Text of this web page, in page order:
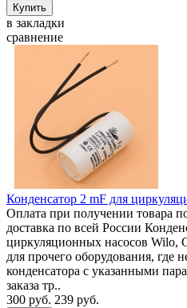
в закладки
сравнение
Конденсатор 2 mF для
Оплата при получении товара
доставка по всей России
циркуляционных насосов Wilo,
для прочего оборудования, где
конденсатора с указанными
заказа тр..
300 руб. 239 руб.